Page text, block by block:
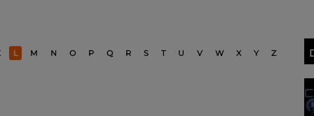
L M N O P Q R S T U V W X Y Z